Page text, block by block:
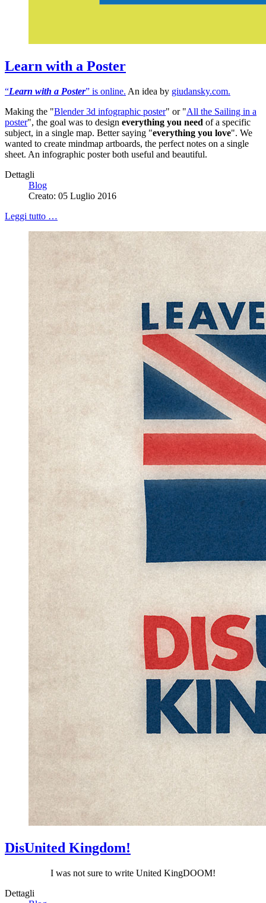
Learn with a Poster
“Learn with a Poster” is online. An idea by giudansky.com.
Making the "Blender 3d infographic poster" or "All the Sailing in a
poster", the goal was to design everything you need of a specific
subject, in a single map. Better saying "everything you love". We
wanted to create mindmap artboards, the perfect notes on a single
sheet. An infographic poster both useful and beautiful.
Dettagli
Blog
Creato: 05 Luglio 2016
Leggi tutto …
DisUnited Kingdom!
I was not sure to write United KingDOOM!
Dettagli